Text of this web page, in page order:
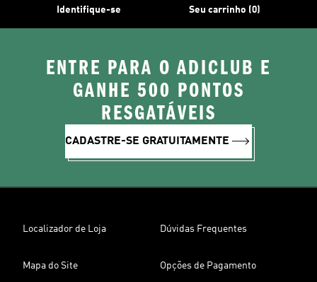
Identifique-se Seu carrinho (0)
ENTRE PARA O ADICLUB E
GANHE 500 PONTOS
RESGATÁVEIS
CADASTRE-SE GRATUITAMENTE
Localizador de Loja Dúvidas Frequentes
Mapa do Site Opções de Pagamento